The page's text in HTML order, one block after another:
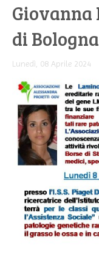
Giovanna
di
Lunedì, 08 Aprile 2024